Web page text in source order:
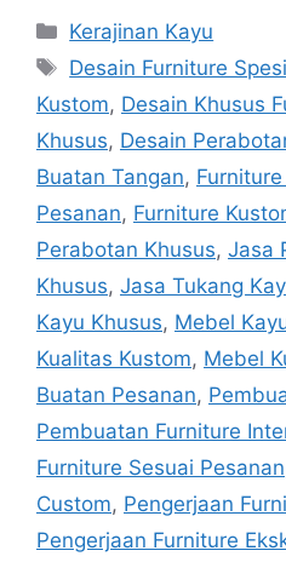
Categories
Kerajinan Kayu
Tags
Desain Furniture
Kustom, Desain Khusus
Khusus, Desain
Buatan Tangan,
Pesanan, Furniture
Perabotan Khusus, Jasa
Khusus, Jasa Tukang
Kayu Khusus, Mebel
Kualitas Kustom, Mebel
Buatan Pesanan,
Pembuatan Furniture
Furniture Sesuai Pesanan
Custom, Pengerjaan
Pengerjaan Furniture